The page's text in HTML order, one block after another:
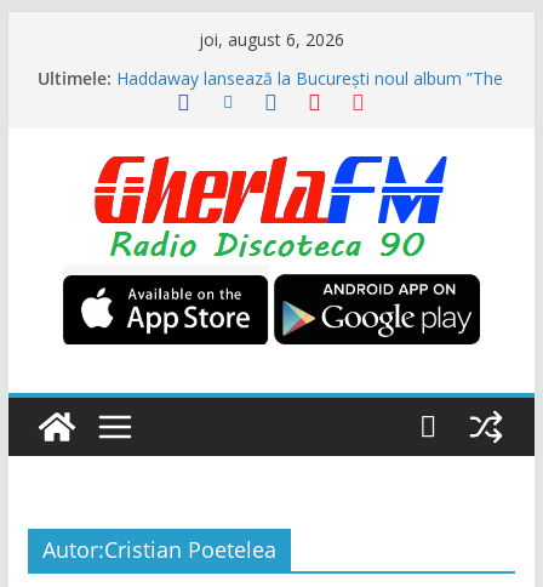
joi, august 6, 2026
Ultimele: Haddaway lansează la București noul album ”The
Sun” (Dr. Alban invitat special)
la NUBIRU împreună cu alți grei ai muzicii dance
din anii 90
Trupa „Animal X” se reunește, primul mare
concert va fi la UNTOLD
Ultra Nate se intoarce după aproape 30 de ani și
promite hitul verii 2026 împreună cu Hugel
N-Trance is Back! ”Higher” se numește noul
proiect (Videoclip oficial)
Autor:Cristian Poetelea